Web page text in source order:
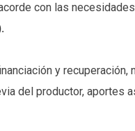
con las
y recuperación,
del productor, aportes